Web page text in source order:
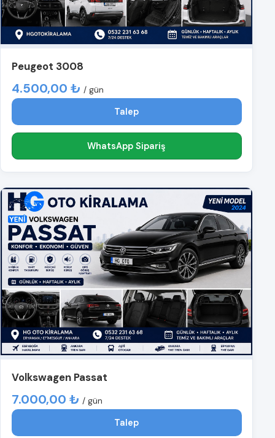
Peugeot 3008
4.500,00 ₺ / gün
Talep
WhatsApp Sipariş
Volkswagen Passat
7.000,00 ₺ / gün
Talep